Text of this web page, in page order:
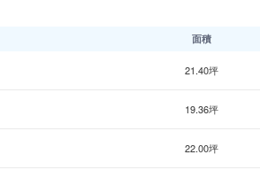
面積
21.40坪
19.36坪
22.00坪